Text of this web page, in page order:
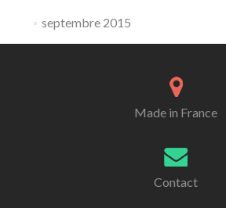
septembre 2015
Made in France
Contact